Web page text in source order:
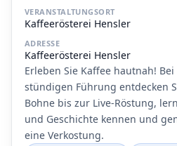
VERANSTALTUNGSORT
Kaffeerösterei Hensler
ADRESSE
Kaffeerösterei Hensler
Erleben Sie Kaffee hautnah! Bei
stündigen Führung entdecken
Bohne bis zur Live-Röstung,
und Geschichte kennen und
eine Verkostung.